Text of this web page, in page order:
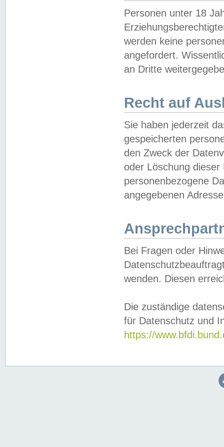
Personen unter 18
werden keine
angefordert.
an Dritte
Recht auf
Sie haben jederzeit
gespeicherten
den Zweck der
oder Löschung
personenbezogene
angegebenen
Bei Fragen oder
wenden. Diesen
Die zuständige
für Datenschutz und
https://